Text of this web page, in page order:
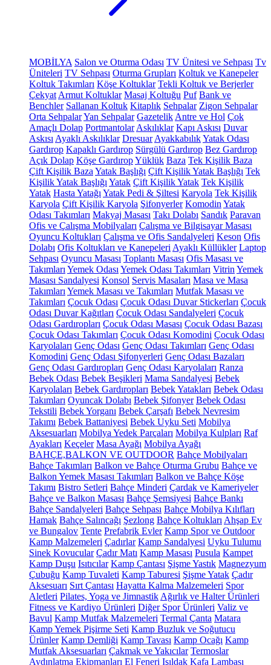
MOBİLYA Salon ve Oturma Odası TV Ünitesi ve Sehpası Tv
Üniteleri TV Sehpası Oturma Grupları Koltuk ve Kanepeler
Koltuk Takımları Köşe Koltuklar Tekli Koltuk ve Berjerler
Çekyat Armut Koltuklar Masaj Koltuğu Puf Bank ve
Benchler Sallanan Koltuk Kitaplık Sehpalar Zigon Sehpalar
Orta SehpalarYan Sehpalar Gazetelik Antre ve Hol Çok
Amaçlı Dolap Portmantolar Askılıklar Kapı Askısı Duvar
Askısı Ayaklı Askılıklar Dresuar AyakkabılıkYatak Odası
Gardırop Kapaklı Gardırop Sürgülü Gardırop Bez Gardırop
Açık Dolap Köşe GardıropYüklük Baza Tek Kişilik Baza
Çift Kişilik Baza Yatak Başlığı Çift Kişilik Yatak Başlığı Tek
Kişilik Yatak Başlığı Yatak Çift Kişilik Yatak Tek Kişilik
Yatak Hasta Yatağı Yatak Pedi & Şiltesi Karyola Tek Kişilik
Karyola Çift Kişilik Karyola Şifonyerler Komodin Yatak
Odası Takımları Makyaj Masası Takı Dolabı Sandık Paravan
Ofis ve Çalışma Mobilyaları Çalışma ve Bilgisayar Masası
Oyuncu Koltukları Çalışma ve Ofis Sandalyeleri Keson Ofis
Dolabı Ofis Koltukları ve Kanepeleri Ayaklı Küllükler Laptop
Sehpası Oyuncu Masası Toplantı Masası Ofis Masası ve
Takımları Yemek Odası Yemek Odası Takımları Vitrin Yemek
Masası Sandalyesi Konsol Servis Masaları Masa ve Masa
Takımları Yemek Masası ve Takımları Mutfak Masası ve
Takımları Çocuk Odası Çocuk Odası Duvar Stickerları Çocuk
Odası Duvar Kağıtları Çocuk Odası Sandalyeleri Çocuk
Odası Gardıropları Çocuk Odası Masası Çocuk Odası Bazası
Çocuk Odası Takımları Çocuk Odası Komodini Çocuk Odası
Karyolaları Genç Odası Genç Odası Takımları Genç Odası
Komodini Genç Odası Şifonyerleri Genç Odası Bazaları
Genç Odası Gardıropları Genç Odası Karyolaları Ranza
Bebek Odası Bebek Beşikleri Mama Sandalyesi Bebek
Karyolaları Bebek Gardıropları Bebek Yatakları Bebek Odası
Takımları Oyuncak Dolabı Bebek Şifonyer Bebek Odası
Tekstili Bebek Yorganı Bebek Çarşafı Bebek Nevresim
Takımı Bebek Battaniyesi Bebek Uyku Seti Mobilya
Aksesuarları Mobilya Yedek Parçaları Mobilya Kulpları Raf
Ayakları Keçeler Masa Ayağı Mobilya Ayağı
BAHÇE,BALKON VE OUTDOOR Bahçe Mobilyaları
Bahçe Takımları Balkon ve Bahçe Oturma Grubu Bahçe ve
Balkon Yemek Masası Takımları Balkon ve Bahçe Köşe
Takımı Bistro Setleri Bahçe Minderi Çardak ve Kameriyeler
Bahçe ve Balkon Masası Bahçe Şemsiyesi Bahçe Bankı
Bahçe Sandalyeleri Bahçe Sehpası Bahçe Mobilya Kılıfları
Hamak Bahçe Salıncağı Şezlong Bahçe Koltukları Ahşap Ev
ve Bungalov Tente Prefabrik Evler Kamp Spor ve Outdoor
Kamp Malzemeleri Çadırlar Kamp Sandalyesi Uyku Tulumu
Sinek Kovucular Çadır Matı Kamp Masası Pusula Kampet
Kamp Duşu Isıtıcılar Kamp Çantası Şişme Yastık Magnezyum
Çubuğu Kamp Tuvaleti Kamp Taburesi Şişme Yatak Çadır
Aksesuarı Sırt Çantası Hayatta Kalma Malzemeleri Spor
Aletleri Pilates, Yoga ve Jimnastik Ağırlık ve Halter Ürünleri
Fitness ve Kardiyo Ürünleri Diğer Spor Ürünleri Valiz ve
Bavul Kamp Mutfak Malzemeleri Termal Çanta Matara
Kamp Yemek Pişirme Seti Kamp Buzluk ve Soğutucu
Ürünler Kamp Demliği Kamp Tavası Kamp Ocağı Kamp
Mutfak Aksesuarları Çakmak ve Yakıcılar Termoslar
Aydınlatma Ekipmanları El Feneri Işıldak Kafa Lambası